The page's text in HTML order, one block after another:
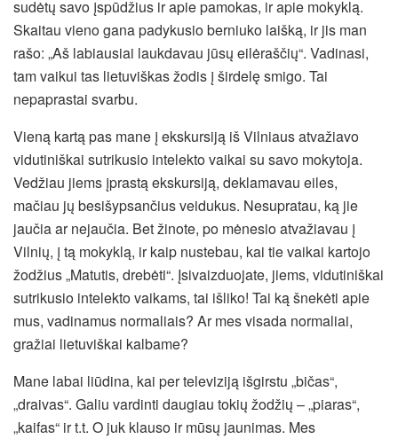
sudėtų savo įspūdžius ir apie pamokas, ir apie mokyklą.
Skaitau vieno gana padykusio berniuko laišką, ir jis man
rašo: „Aš labiausiai laukdavau jūsų eilėraščių“. Vadinasi,
tam vaikui tas lietuviškas žodis į širdelę smigo. Tai
nepaprastai svarbu.
Vieną kartą pas mane į ekskursiją iš Vilniaus atvažiavo
vidutiniškai sutrikusio intelekto vaikai su savo mokytoja.
Vedžiau jiems įprastą ekskursiją, deklamavau eiles,
mačiau jų besišypsančius veidukus. Nesupratau, ką jie
jaučia ar nejaučia. Bet žinote, po mėnesio atvažiavau į
Vilnių, į tą mokyklą, ir kaip nustebau, kai tie vaikai kartojo
žodžius „Matutis, drebėti“. Įsivaizduojate, jiems, vidutiniškai
sutrikusio intelekto vaikams, tai išliko! Tai ką šnekėti apie
mus, vadinamus normaliais? Ar mes visada normaliai,
gražiai lietuviškai kalbame?
Mane labai liūdina, kai per televiziją išgirstu „bičas“,
„draivas“. Galiu vardinti daugiau tokių žodžių – „piaras“,
„kaifas“ ir t.t. O juk klauso ir mūsų jaunimas. Mes